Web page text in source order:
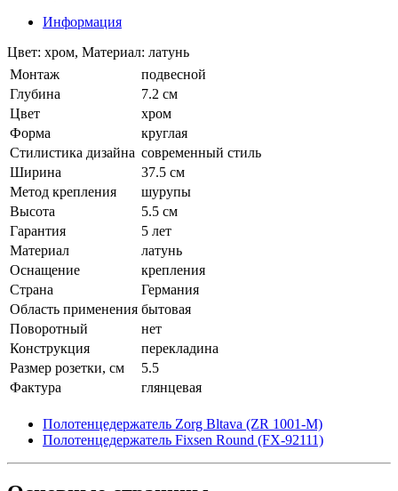
Информация
Цвет: хром, Материал: латунь
Монтаж
подвесной
Глубина
7.2 см
Цвет
хром
Форма
круглая
Стилистика дизайна современный стиль
Ширина
37.5 см
Метод крепления
шурупы
Высота
5.5 см
Гарантия
5 лет
Материал
латунь
Оснащение
крепления
Страна
Германия
Область применения бытовая
Поворотный
нет
Конструкция
перекладина
Размер розетки, см
5.5
Фактура
глянцевая
Полотенцедержатель Zorg Bltava (ZR 1001-M)
Полотенцедержатель Fixsen Round (FX-92111)